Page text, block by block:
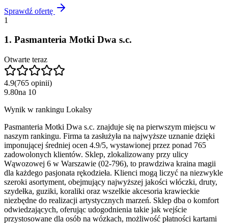
Sprawdź ofertę
1
1. Pasmanteria Motki Dwa s.c.
Otwarte teraz
4.9(765 opinii)
9.80na 10
Wynik w rankingu Lokalsy
Pasmanteria Motki Dwa s.c. znajduje się na pierwszym miejscu w
naszym rankingu. Firma ta zasłużyła na najwyższe uznanie dzięki
imponującej średniej ocen 4.9/5, wystawionej przez ponad 765
zadowolonych klientów. Sklep, zlokalizowany przy ulicy
Wąwozowej 6 w Warszawie (02-796), to prawdziwa kraina magii
dla każdego pasjonata rękodzieła. Klienci mogą liczyć na niezwykle
szeroki asortyment, obejmujący najwyższej jakości włóczki, druty,
szydełka, guziki, koraliki oraz wszelkie akcesoria krawieckie
niezbędne do realizacji artystycznych marzeń. Sklep dba o komfort
odwiedzających, oferując udogodnienia takie jak wejście
przystosowane dla osób na wózkach, możliwość płatności kartami